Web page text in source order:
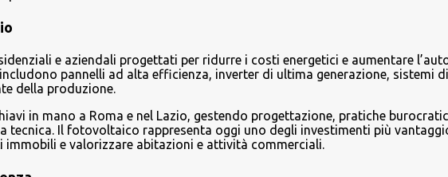
e aziendali progettati per ridurre i costi energetici e aumentare
pannelli ad alta efficienza, inverter di ultima generazione, sistemi di
della produzione.
in mano a Roma e nel Lazio, gestendo progettazione, pratiche
tecnica. Il fotovoltaico rappresenta oggi uno degli investimenti più
immobili e valorizzare abitazioni e attività commerciali.